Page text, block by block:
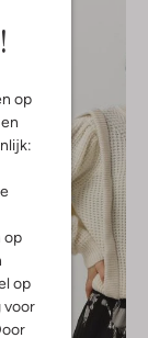
op
op
op
voor